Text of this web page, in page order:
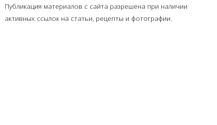
Публикация материалов с сайта разрешена при наличии
активных ссылок на статьи, рецепты и фотографии.